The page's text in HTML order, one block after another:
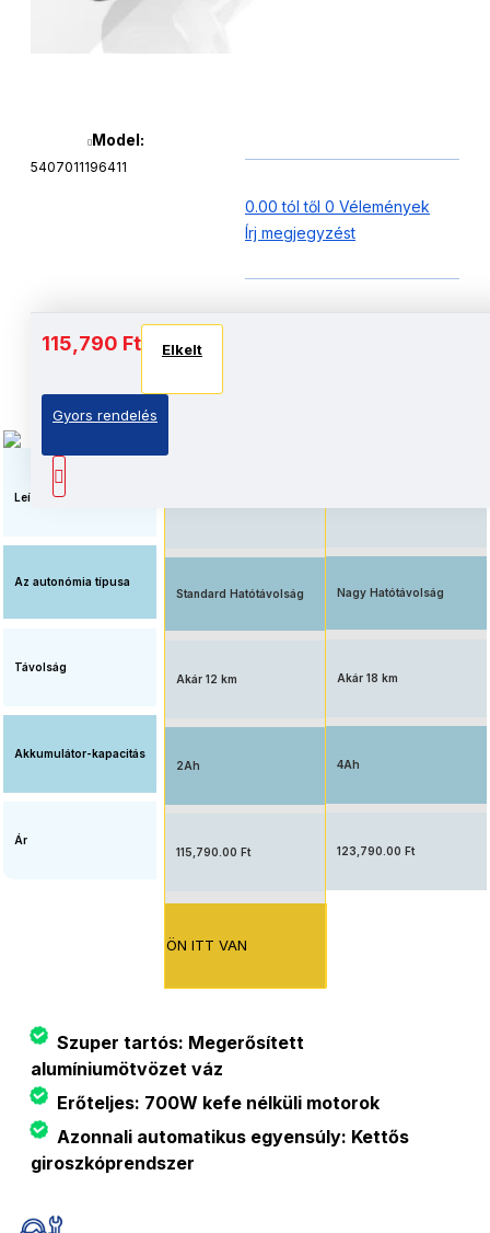
Model:
5407011196411
0.00 tól től 0 Vélemények
Írj megjegyzést
115,790 Ft Elkelt
Gyors rendelés
Akkumulátor és autonómia
Leírás
Az autonómia típusa
Távolság
Akkumulátor-kapacitás
Ár
Standard Hatótávolság
Akár 12 km
2Ah
115,790.00 Ft
ÖN ITT VAN
Nagy Hatótávolság
Akár 18 km
4Ah
123,790.00 Ft
Szuper tartós: Megerősített
alumíniumötvözet váz
Erőteljes: 700W kefe nélküli motorok
Azonnali automatikus egyensúly: Kettős
giroszkóprendszer